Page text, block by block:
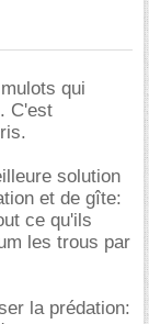
qui
C'est
solution
et de gîte:
ce qu'ils
les trous par
la prédation: